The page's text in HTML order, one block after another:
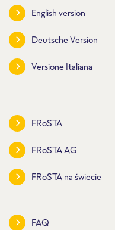
English version
Deutsche Version
Versione Italiana
FRoSTA
FRoSTA AG
FRoSTA na świecie
FAQ